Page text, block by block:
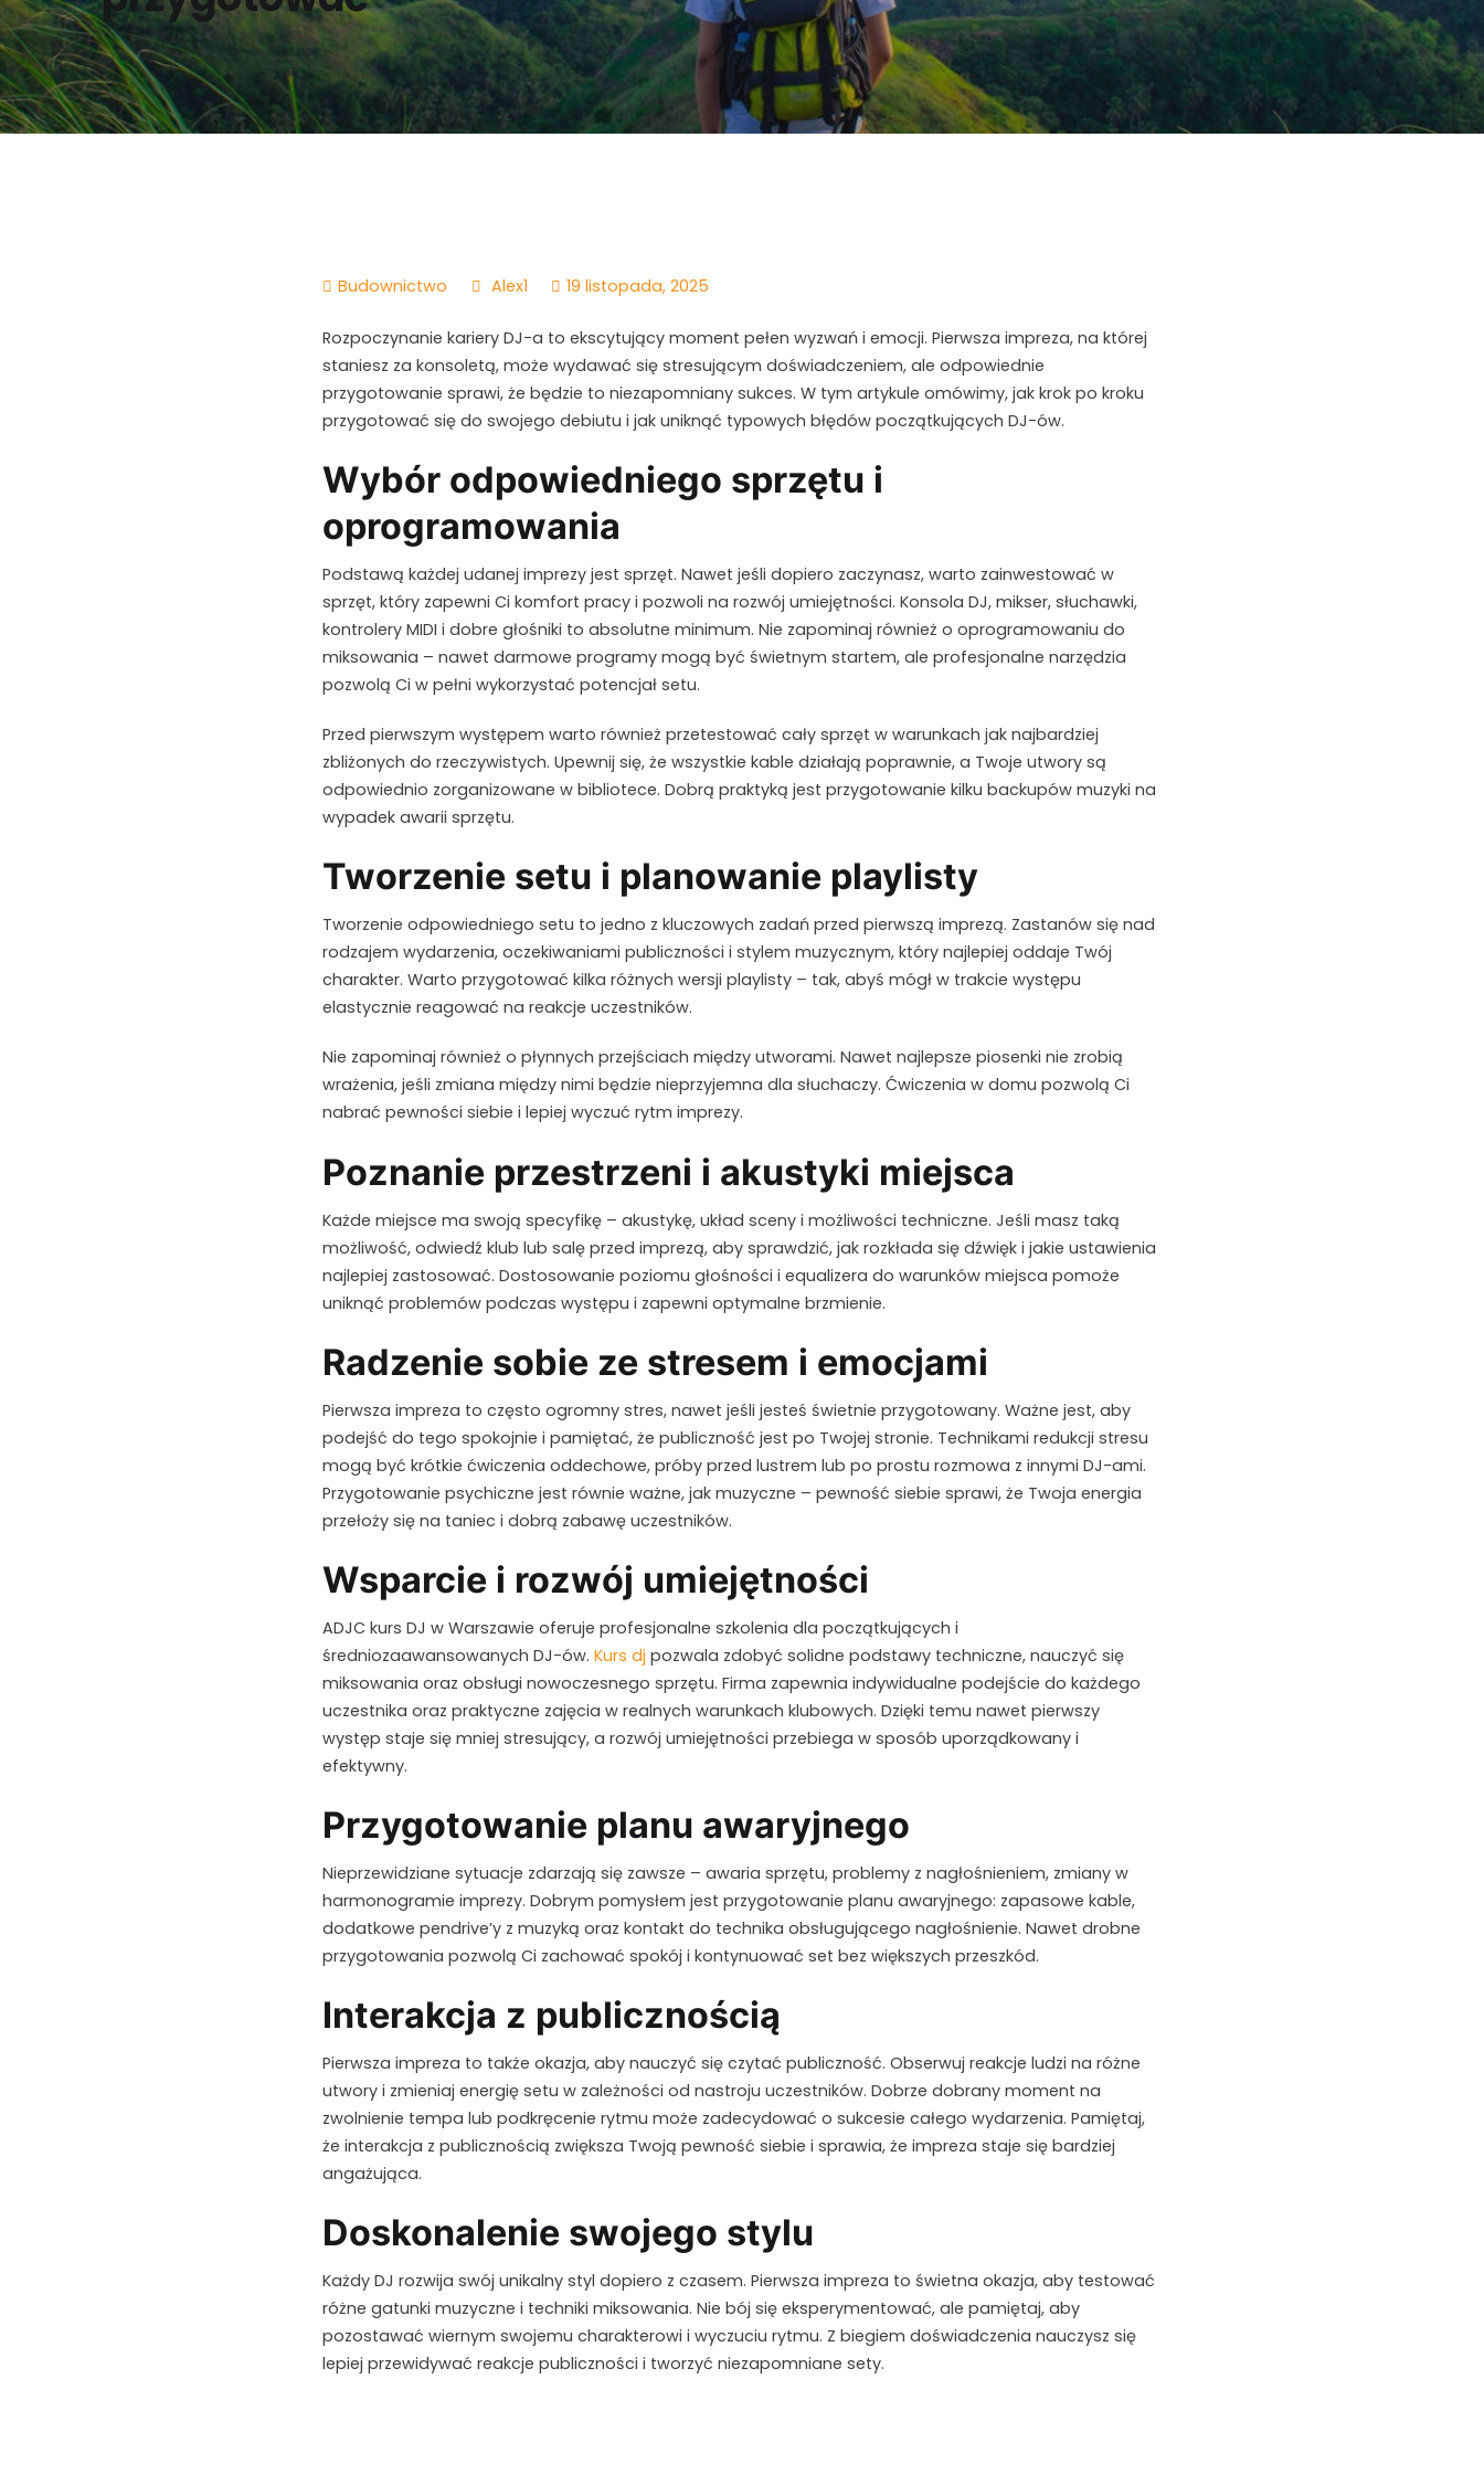
Budownictwo Alex1 19 listopada, 2025
Rozpoczynanie kariery DJ-a to ekscytujący moment pełen wyzwań i emocji. Pierwsza impreza, na której
staniesz za konsoletą, może wydawać się stresującym doświadczeniem, ale odpowiednie
przygotowanie sprawi, że będzie to niezapomniany sukces. W tym artykule omówimy, jak krok po kroku
przygotować się do swojego debiutu i jak uniknąć typowych błędów początkujących DJ-ów.
Wybór odpowiedniego sprzętu i
oprogramowania
Podstawą każdej udanej imprezy jest sprzęt. Nawet jeśli dopiero zaczynasz, warto zainwestować w
sprzęt, który zapewni Ci komfort pracy i pozwoli na rozwój umiejętności. Konsola DJ, mikser, słuchawki,
kontrolery MIDI i dobre głośniki to absolutne minimum. Nie zapominaj również o oprogramowaniu do
miksowania – nawet darmowe programy mogą być świetnym startem, ale profesjonalne narzędzia
pozwolą Ci w pełni wykorzystać potencjał setu.
Przed pierwszym występem warto również przetestować cały sprzęt w warunkach jak najbardziej
zbliżonych do rzeczywistych. Upewnij się, że wszystkie kable działają poprawnie, a Twoje utwory są
odpowiednio zorganizowane w bibliotece. Dobrą praktyką jest przygotowanie kilku backupów muzyki na
wypadek awarii sprzętu.
Tworzenie setu i planowanie playlisty
Tworzenie odpowiedniego setu to jedno z kluczowych zadań przed pierwszą imprezą. Zastanów się nad
rodzajem wydarzenia, oczekiwaniami publiczności i stylem muzycznym, który najlepiej oddaje Twój
charakter. Warto przygotować kilka różnych wersji playlisty – tak, abyś mógł w trakcie występu
elastycznie reagować na reakcje uczestników.
Nie zapominaj również o płynnych przejściach między utworami. Nawet najlepsze piosenki nie zrobią
wrażenia, jeśli zmiana między nimi będzie nieprzyjemna dla słuchaczy. Ćwiczenia w domu pozwolą Ci
nabrać pewności siebie i lepiej wyczuć rytm imprezy.
Poznanie przestrzeni i akustyki miejsca
Każde miejsce ma swoją specyfikę – akustykę, układ sceny i możliwości techniczne. Jeśli masz taką
możliwość, odwiedź klub lub salę przed imprezą, aby sprawdzić, jak rozkłada się dźwięk i jakie ustawienia
najlepiej zastosować. Dostosowanie poziomu głośności i equalizera do warunków miejsca pomoże
uniknąć problemów podczas występu i zapewni optymalne brzmienie.
Radzenie sobie ze stresem i emocjami
Pierwsza impreza to często ogromny stres, nawet jeśli jesteś świetnie przygotowany. Ważne jest, aby
podejść do tego spokojnie i pamiętać, że publiczność jest po Twojej stronie. Technikami redukcji stresu
mogą być krótkie ćwiczenia oddechowe, próby przed lustrem lub po prostu rozmowa z innymi DJ-ami.
Przygotowanie psychiczne jest równie ważne, jak muzyczne – pewność siebie sprawi, że Twoja energia
przełoży się na taniec i dobrą zabawę uczestników.
Wsparcie i rozwój umiejętności
ADJC kurs DJ w Warszawie oferuje profesjonalne szkolenia dla początkujących i
średniozaawansowanych DJ-ów. Kurs dj pozwala zdobyć solidne podstawy techniczne, nauczyć się
miksowania oraz obsługi nowoczesnego sprzętu. Firma zapewnia indywidualne podejście do każdego
uczestnika oraz praktyczne zajęcia w realnych warunkach klubowych. Dzięki temu nawet pierwszy
występ staje się mniej stresujący, a rozwój umiejętności przebiega w sposób uporządkowany i
efektywny.
Przygotowanie planu awaryjnego
Nieprzewidziane sytuacje zdarzają się zawsze – awaria sprzętu, problemy z nagłośnieniem, zmiany w
harmonogramie imprezy. Dobrym pomysłem jest przygotowanie planu awaryjnego: zapasowe kable,
dodatkowe pendrive’y z muzyką oraz kontakt do technika obsługującego nagłośnienie. Nawet drobne
przygotowania pozwolą Ci zachować spokój i kontynuować set bez większych przeszkód.
Interakcja z publicznością
Pierwsza impreza to także okazja, aby nauczyć się czytać publiczność. Obserwuj reakcje ludzi na różne
utwory i zmieniaj energię setu w zależności od nastroju uczestników. Dobrze dobrany moment na
zwolnienie tempa lub podkręcenie rytmu może zadecydować o sukcesie całego wydarzenia. Pamiętaj,
że interakcja z publicznością zwiększa Twoją pewność siebie i sprawia, że impreza staje się bardziej
angażująca.
Doskonalenie swojego stylu
Każdy DJ rozwija swój unikalny styl dopiero z czasem. Pierwsza impreza to świetna okazja, aby testować
różne gatunki muzyczne i techniki miksowania. Nie bój się eksperymentować, ale pamiętaj, aby
pozostawać wiernym swojemu charakterowi i wyczuciu rytmu. Z biegiem doświadczenia nauczysz się
lepiej przewidywać reakcje publiczności i tworzyć niezapomniane sety.